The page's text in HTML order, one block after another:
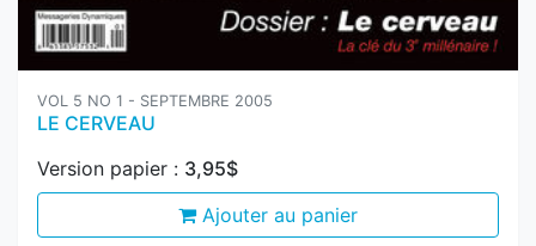
VOL 5 NO 1 - SEPTEMBRE 2005
LE CERVEAU
Version papier :
Ajouter au panier
Version numérique :4,95$